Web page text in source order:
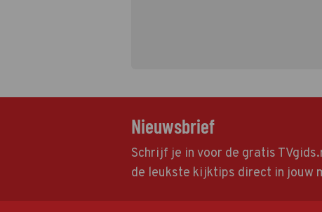
Nieuwsbrief
Schrijf je in voor de gratis
de leukste kijktips direct in jouw